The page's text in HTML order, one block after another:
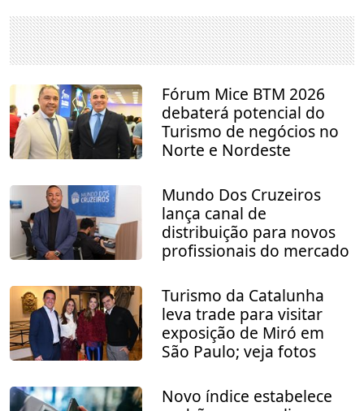
Fórum Mice BTM 2026
debaterá potencial do
Turismo de negócios no
Norte e Nordeste
Mundo Dos Cruzeiros
lança canal de
distribuição para novos
profissionais do mercado
Turismo da Catalunha
leva trade para visitar
exposição de Miró em
São Paulo; veja fotos
Novo índice estabelece